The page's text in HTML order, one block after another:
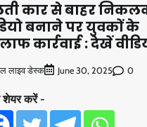
कार से बाहर
बनाने पर युवकों के
कार्रवाई : देखें
लाइव डेस्क June 30, 2025 0
शेयर करें -